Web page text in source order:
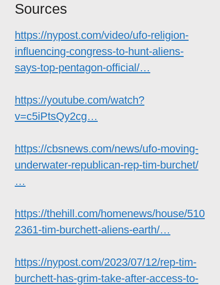
Sources
https://nypost.com/video/ufo-religion-
influencing-congress-to-hunt-aliens-
says-top-pentagon-official/…
https://youtube.com/watch?
v=c5iPtsQy2cg…
https://cbsnews.com/news/ufo-moving-
underwater-republican-rep-tim-burchet/
…
https://thehill.com/homenews/house/510
2361-tim-burchett-aliens-earth/…
https://nypost.com/2023/07/12/rep-tim-
burchett-has-grim-take-after-access-to-